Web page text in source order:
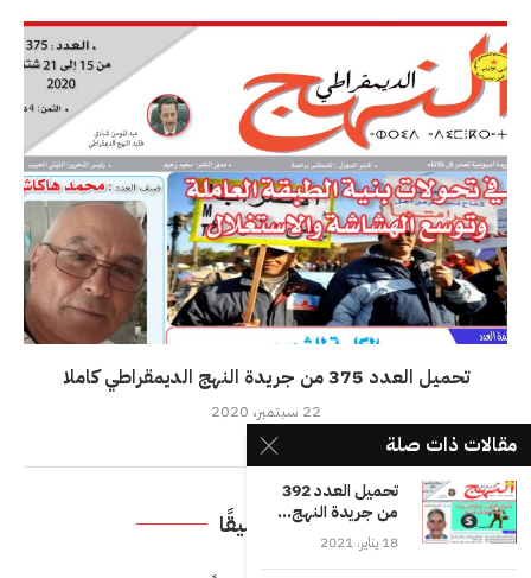
تحميل العدد 375 من جريدة النهج الديمقراطي كاملا
22 سبتمبر، 2020
اترك تعليقًا
مقالات ذات صلة
تحميل العدد 392
من جريدة النهج...
18 يناير، 2021